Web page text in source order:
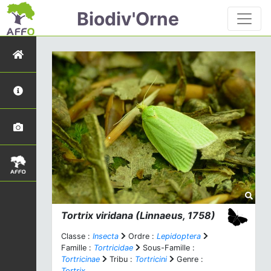
Biodiv'Orne
Tortrix viridana (Linnaeus, 1758)
Classe : Insecta Ordre : Lepidoptera
Famille : Tortricidae
Sous-Famille :
Tortricinae
Tribu : Tortricini
Genre :